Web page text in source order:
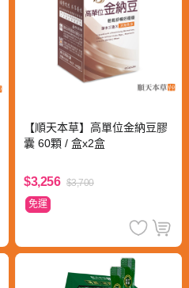
【順天本草】高單位金納豆膠
囊 60顆 / 盒x2盒
$3,256 $3,700
免運